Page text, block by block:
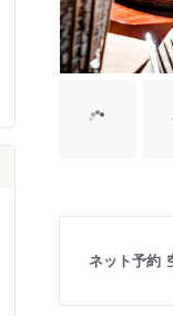
ネット予約